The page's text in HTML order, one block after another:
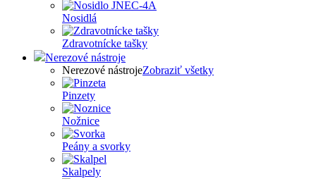
Nosidlá
Zdravotnícke tašky
Nerezové nástroje
Nerezové nástrojeZobraziť všetky
Pinzety
Nožnice
Peány a svorky
Skalpely